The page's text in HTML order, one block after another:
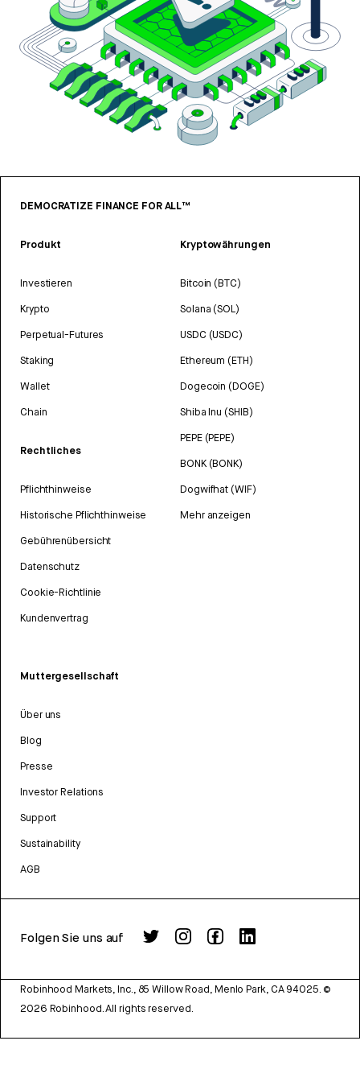
DEMOCRATIZE FINANCE FOR ALL™
Produkt
Investieren
Krypto
Perpetual-Futures
Staking
Wallet
Chain
Rechtliches
Pflichthinweise
Historische Pflichthinweise
Gebührenübersicht
Datenschutz
Cookie-Richtlinie
Kundenvertrag
Kryptowährungen
Bitcoin (BTC)
Solana (SOL)
USDC (USDC)
Ethereum (ETH)
Dogecoin (DOGE)
Shiba Inu (SHIB)
PEPE (PEPE)
BONK (BONK)
Dogwifhat (WIF)
Mehr anzeigen
Muttergesellschaft
Über uns
Blog
Presse
Investor Relations
Support
Sustainability
AGB
Folgen Sie uns auf
Robinhood Markets, Inc., 85 Willow Road, Menlo Park, CA 94025. ©
2026 Robinhood. All rights reserved.